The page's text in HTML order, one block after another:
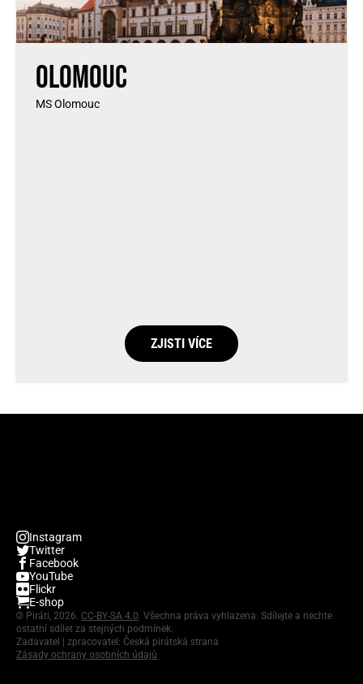
Olomouc
MS Olomouc
ZJISTI VÍCE
Instagram
Twitter
Facebook
YouTube
Flickr
E-shop
© Piráti, 2026. CC-BY-SA 4.0. Všechna práva vyhlazena. Sdílejte a nechte
ostatní sdílet za stejných podmínek.
Zadavatel | zpracovatel: Česká pirátská strana
Zásady ochrany osobních údajů